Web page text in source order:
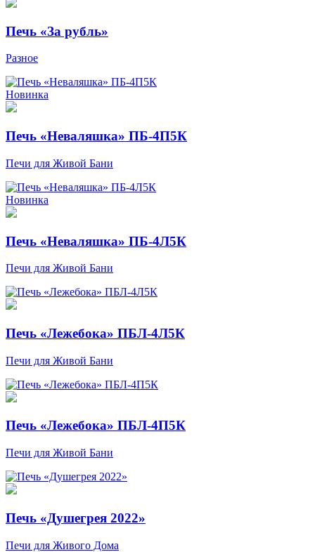
Печь «За рубль»
Разное
Новинка
Печь «Неваляшка» ПБ-4П5К
Печи для Живой Бани
Новинка
Печь «Неваляшка» ПБ-4Л5К
Печи для Живой Бани
Печь «Лежебока» ПБЛ-4Л5К
Печи для Живой Бани
Печь «Лежебока» ПБЛ-4П5К
Печи для Живой Бани
Печь «Душегрея 2022»
Печи для Живого Дома